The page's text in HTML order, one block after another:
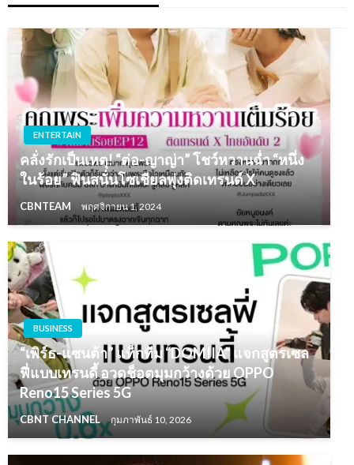
ENTERTAIN
คลั่งรักเป็นเหตุ! “ต่อ-ญาญ่า” โชว์หวานฉ่ำ “หนึ่ง
ในร้อย” ฟินสนั่นโซเชียลพุ่งติดเทรนด์ X
CBNTEAM พฤศจิกายน 1, 2024
BUSINESS
“เพิร์ธ-แซนต้า” แท็กทีม “DOMIIA” แจกสูตรเซล
ฟี่แบบเทรนดี้ อวดช็อตมุมกว้างด้วย OPPO
Reno15 Series 5G
CBNT CHANNEL กุมภาพันธ์ 10, 2026